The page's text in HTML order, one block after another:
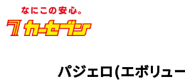
パジェロ(エボリュ